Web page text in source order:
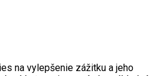
na vylepšenie zážitku a jeho